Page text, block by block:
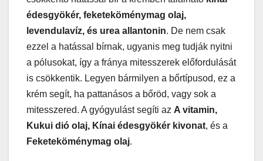
édesgyökér, feketeköménymag olaj,
levendulavíz, és urea allantonin. De nem csak
ezzel a hatással bírnak, ugyanis meg tudják nyitni
a pólusokat, így a fránya mitesszerek előfordulását
is csökkentik. Legyen bármilyen a bőrtípusod, ez a
krém segít, ha pattanásos a bőröd, vagy sok a
mitesszered. A gyógyulást segíti az A vitamin,
Kukui dió olaj, Kínai édesgyökér kivonat, és a
Feketeköménymag olaj.